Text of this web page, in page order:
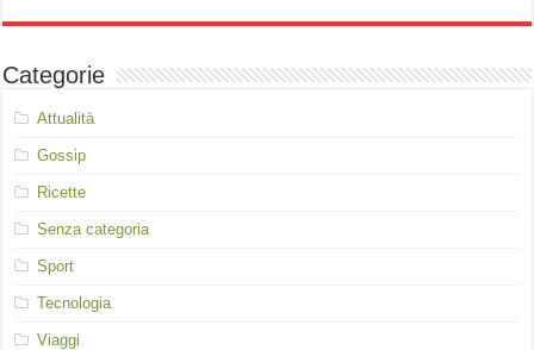
Categorie
Attualità
Gossip
Ricette
Senza categoria
Sport
Tecnologia
Viaggi